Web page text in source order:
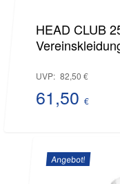
HEAD CLUB
UVP: 82,50 €
61,50 €
Preis
ist:Angebot!